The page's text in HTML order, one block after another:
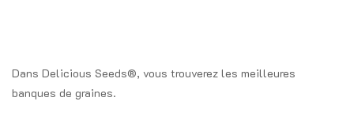
Dans Delicious Seeds®, vous trouverez les meilleures
banques de graines.